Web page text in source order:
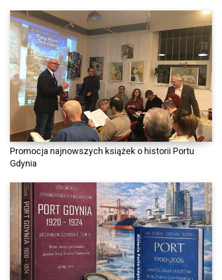
Promocja najnowszych książek o historii Portu
Gdynia